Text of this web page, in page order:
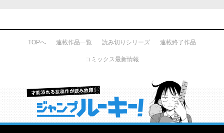
TOPへ 連載作品一覧 読み切りシリーズ 連載終了作品
コミックス最新情報
才能溢れる投稿作が読み放題！ ジャンプルーキー！